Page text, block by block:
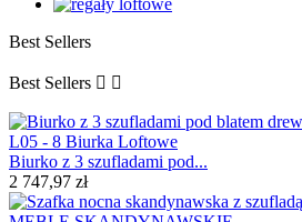
Best Sellers
Best Sellers  
Biurko z 3 szufladami pod...
2 747,97 zł